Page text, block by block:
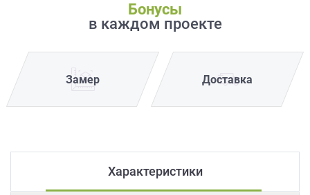
Бонусы
в каждом проекте
Замер Доставка
Характеристики